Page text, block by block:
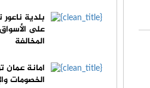
بلدية
على
المخالفة
امانة
الخصومات